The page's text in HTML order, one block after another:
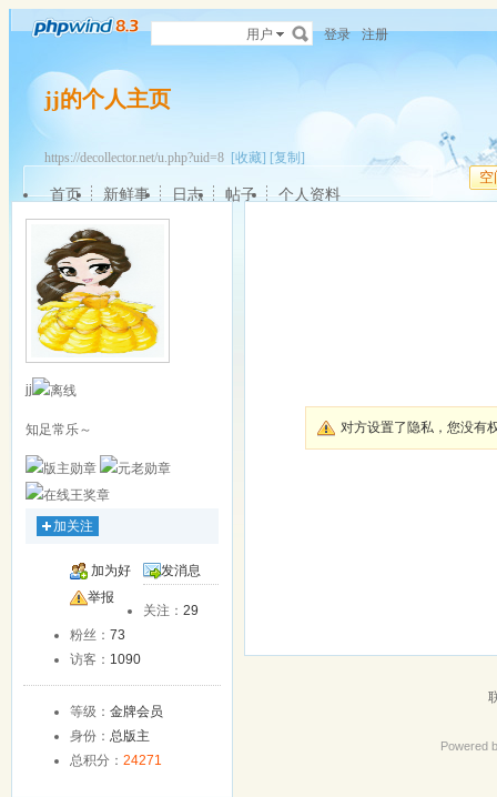
用户 登录 注册
jj的个人主页
https://decollector.net/u.php?uid=8 [收藏] [复制]
空
首页 新鲜事 日志 帖子 个人资料
jj
知足常乐～
加关注
加为好
友
发消息
举报
关注： 29
粉丝： 73
访客： 1090
等级： 金牌会员
身份： 总版主
总积分： 24271
对方设置了隐私，您没有
Powered